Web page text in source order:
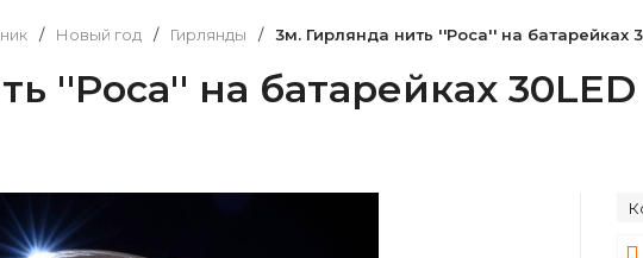
/ Новый год / Гирлянды / 3м. Гирлянда нить ''Роса'' на батарейках
''Роса'' на батарейках